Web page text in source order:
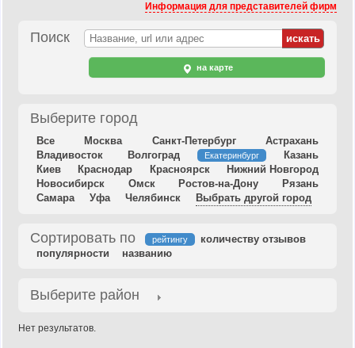
Информация для представителей фирм
Поиск
на карте
Выберите город
Все Москва Санкт-Петербург
Астрахань
Владивосток
Волгоград Екатеринбург
Казань
Киев
Краснодар Красноярск
Нижний Новгород
Новосибирск
Омск Ростов-на-Дону
Рязань
Самара
Уфа Челябинск Выбрать другой город
Сортировать по рейтингу
количеству отзывов
популярности
названию
Выберите район
Нет результатов.